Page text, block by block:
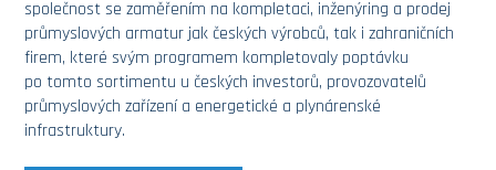
společnost se zaměřením na kompletaci, inženýring a prodej
průmyslových armatur jak českých výrobců, tak i zahraničních
firem, které svým programem kompletovaly poptávku
po tomto sortimentu u českých investorů, provozovatelů
průmyslových zařízení a energetické a plynárenské
infrastruktury.